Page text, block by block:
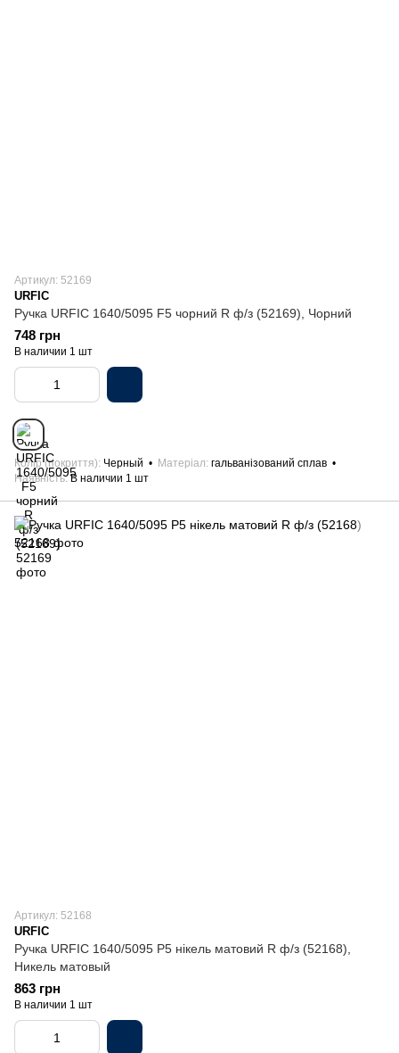
Артикул: 52169
URFIC
Ручка URFIC 1640/5095 F5 чорний R ф/з (52169), Чорний
748 грн
В наличии 1 шт
Колір (покриття) Черный Матеріал гальванізований сплав
Наявність В наличии 1 шт
Артикул: 52168
URFIC
Ручка URFIC 1640/5095 P5 нікель матовий R ф/з (52168),
Никель матовый
863 грн
В наличии 1 шт